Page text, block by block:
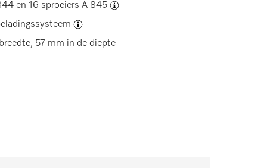
en 16 sproeiers A 845
57 mm in de diepte